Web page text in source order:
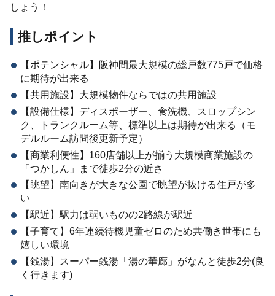
しょう！
推しポイント
【ポテンシャル】阪神間最大規模の総戸数775戸で価格
に期待が出来る
【共用施設】大規模物件ならではの共用施設
【設備仕様】ディスポーザー、食洗機、スロップシン
ク、トランクルーム等、標準以上は期待が出来る（モ
デルルーム訪問後更新予定）
【商業利便性】160店舗以上が揃う大規模商業施設の
「つかしん」まで徒歩2分の近さ
【眺望】南向きが大きな公園で眺望が抜ける住戸が多
い
【駅近】駅力は弱いものの2路線が駅近
【子育て】6年連続待機児童ゼロのため共働き世帯にも
嬉しい環境
【銭湯】スーパー銭湯「湯の華廊」がなんと徒歩2分(良
く行きます)